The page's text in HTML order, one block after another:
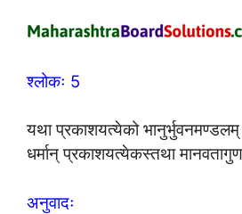
श्लोकः 5
यथा प्रकाशयत्येको
धर्मान् प्रकाशयत्येकस्तथा
अनुवादः